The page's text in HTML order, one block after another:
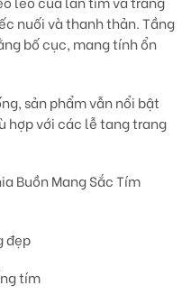
nuối và thanh thản. Tầng
bố cục, mang tính ổn
sản phẩm vẫn nổi bật
hợp với các lễ tang trang
Buồn Mang Sắc Tím
đẹp
tím